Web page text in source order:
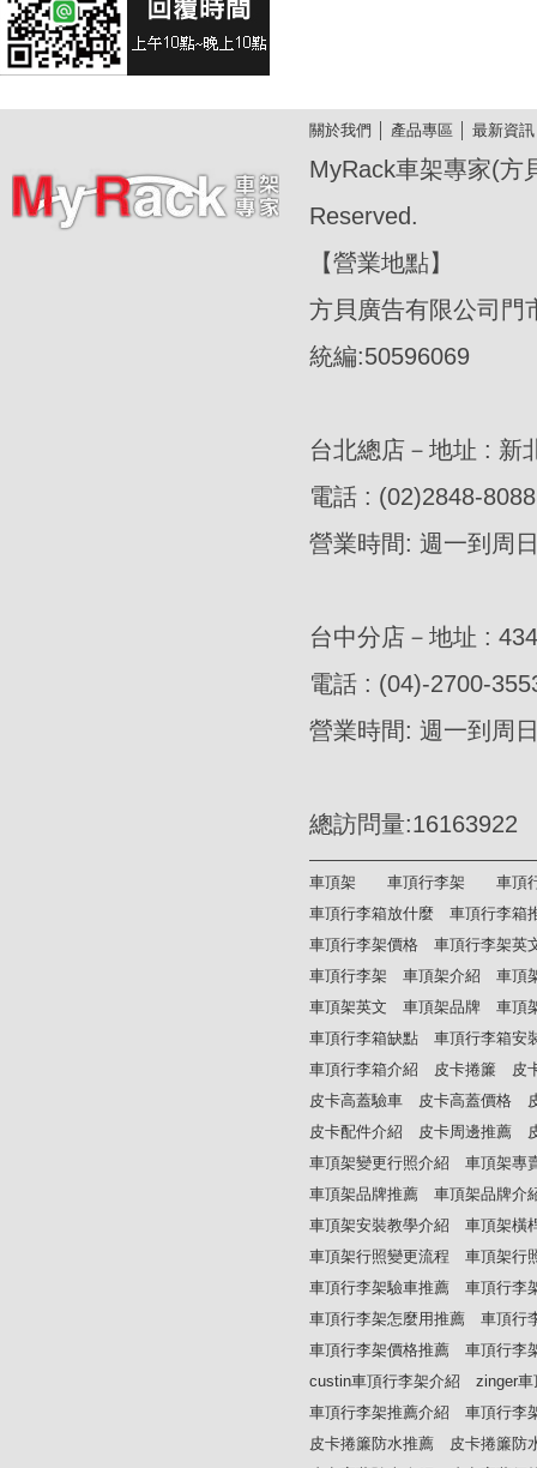
關於我們 產品專區 最新資訊
MyRack車架專家(方
Reserved.
【營業地點】
方貝廣告有限公司門
統編:50596069
台北總店－地址 : 新
電話 : (02)2848-8088
營業時間: 週一到周
台中分店－地址 :
電話 : (04)-2700-
營業時間: 週一到周
總訪問量
車頂架 車頂行李架
車頂
車頂行李箱放什麼
車頂行李箱
車頂行李架價格
車頂行李架英
車頂行李架
車頂架介紹
車頂
車頂架英文
車頂架品牌
車頂
車頂行李箱缺點
車頂行李箱安
車頂行李箱介紹
皮卡捲簾
皮
皮卡高蓋驗車
皮卡高蓋價格
皮卡配件介紹
皮卡周邊推薦
車頂架變更行照介紹
車頂架專
車頂架品牌推薦
車頂架品牌介
車頂架安裝教學介紹
車頂架橫
車頂架行照變更流程
車頂架行
車頂行李架驗車推薦
車頂行李
車頂行李架怎麼用推薦
車頂行
車頂行李架價格推薦
車頂行李
custin車頂行李架介紹
zinger
車頂行李架推薦介紹
車頂行李
皮卡捲簾防水推薦
皮卡捲簾防